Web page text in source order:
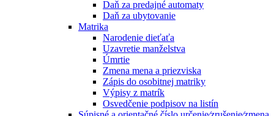
Daň za predajné automaty
Daň za ubytovanie
Matrika
Narodenie dieťaťa
Uzavretie manželstva
Úmrtie
Zmena mena a priezviska
Zápis do osobitnej matriky
Výpisy z matrík
Osvedčenie podpisov na listín